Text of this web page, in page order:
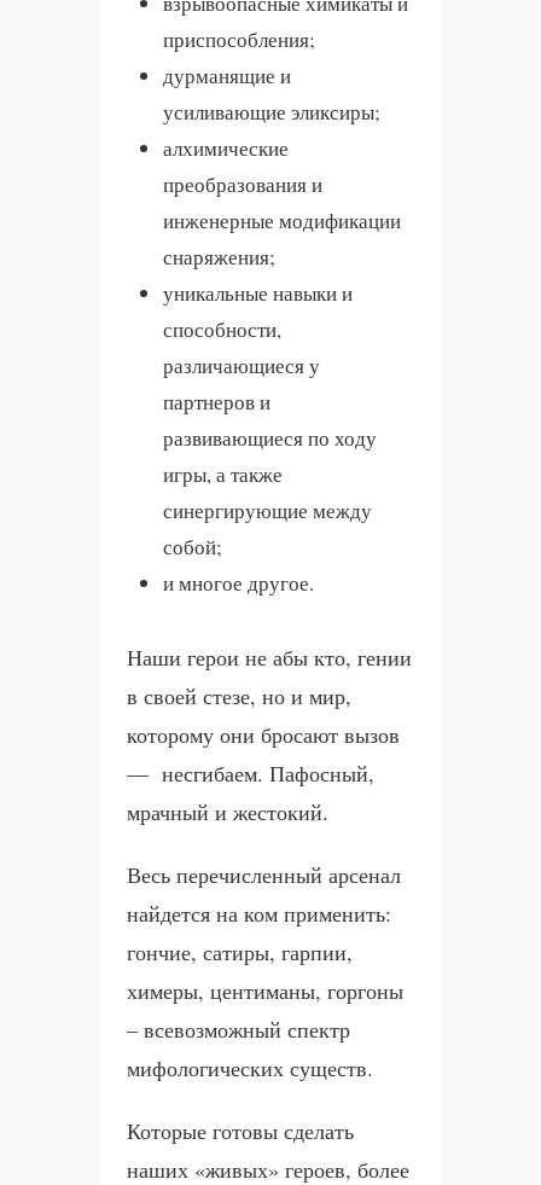
приспособления;
дурманящие и
усиливающие эликсиры;
алхимические
преобразования и
инженерные модификации
снаряжения;
уникальные навыки и
способности,
различающиеся у
партнеров и
развивающиеся по ходу
игры, а также
синергирующие между
собой;
и многое другое.
Наши герои не абы кто, гении
в своей стезе, но и мир,
которому они бросают вызов
— несгибаем. Пафосный,
мрачный и жестокий.
Весь перечисленный арсенал
найдется на ком применить:
гончие, сатиры, гарпии,
химеры, центиманы, горгоны
– всевозможный спектр
мифологических существ.
Которые готовы сделать
наших «живых» героев, более